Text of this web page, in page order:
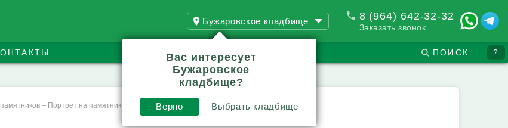
8 (964) 642-32-32
Заказать звонок
Бужаровское кладбище
?
ПОИСК
– Портрет на памятник: заказ и стоимость
Вас интересует
Бужаровское
кладбище?
Верно Выбрать кладбище